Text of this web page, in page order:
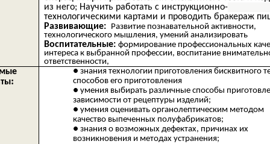
из него; Научить работать с инструкционно-
технологическими картами и проводить бракераж
Развивающие:
Развитие познавательной активности,
технологического мышления, умений анализировать
Воспитательные: формирование профессиональных
интереса к выбранной профессии, воспитание
ответственности,
:
знания технологии приготовления бисквитного
способов его приготовления
умения выбирать различные способы
зависимости от рецептуры изделий;
умения оценивать органолептическим методом
качество выпеченных полуфабрикатов;
знания о возможных дефектах, причинах их
возникновения и методах устранения;